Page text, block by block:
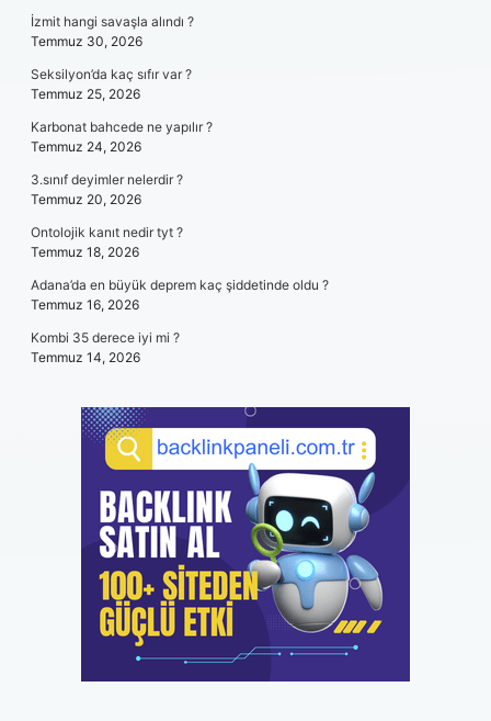
İzmit hangi savaşla alındı ?
Temmuz 30, 2026
Seksilyon’da kaç sıfır var ?
Temmuz 25, 2026
Karbonat bahcede ne yapılır ?
Temmuz 24, 2026
3.sınıf deyimler nelerdir ?
Temmuz 20, 2026
Ontolojik kanıt nedir tyt ?
Temmuz 18, 2026
Adana’da en büyük deprem kaç şiddetinde oldu ?
Temmuz 16, 2026
Kombi 35 derece iyi mi ?
Temmuz 14, 2026